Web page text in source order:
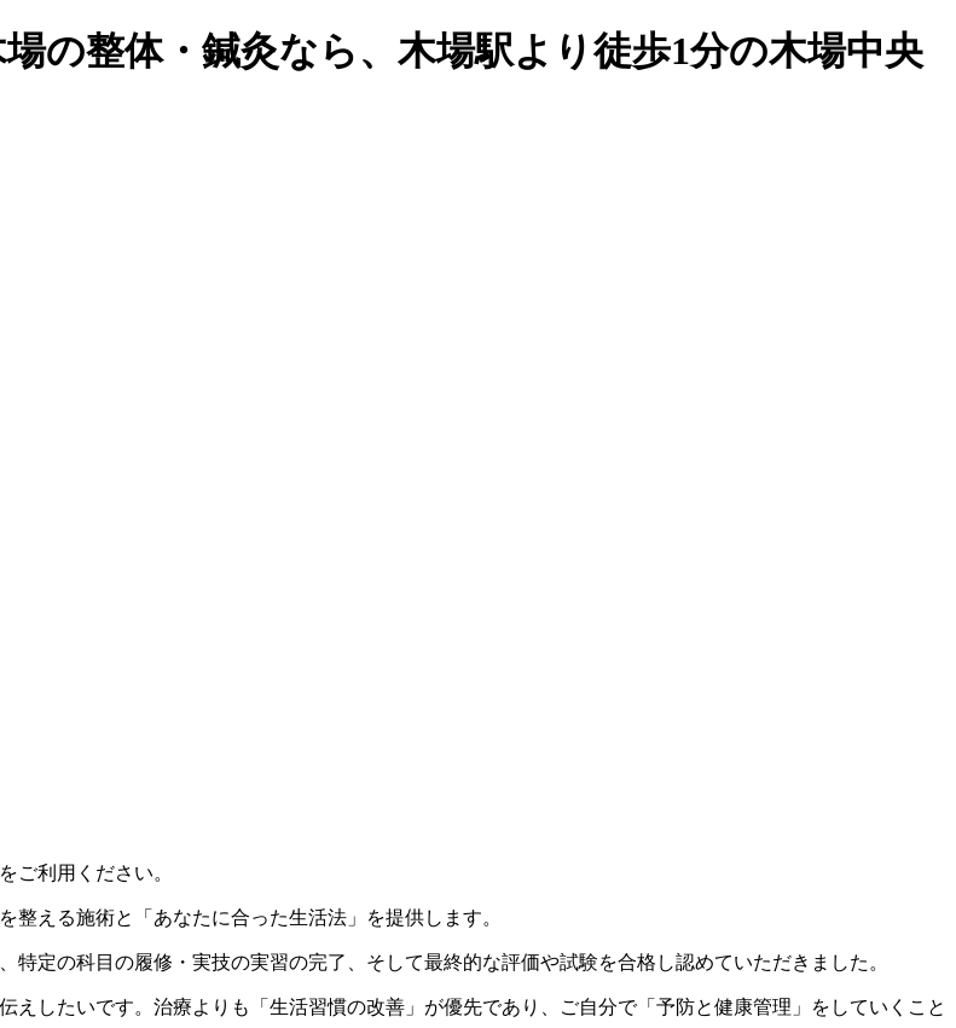
の整体・鍼灸なら、木場駅より徒歩1分の木場中央
ご利用ください。
える施術と「あなたに合った生活法」を提供します。
定の科目の履修・実技の実習の完了、そして最終的な評価や試験を合格し認めていただきました。
したいです。治療よりも「生活習慣の改善」が優先であり、ご自分で「予防と健康管理」をしていくこと